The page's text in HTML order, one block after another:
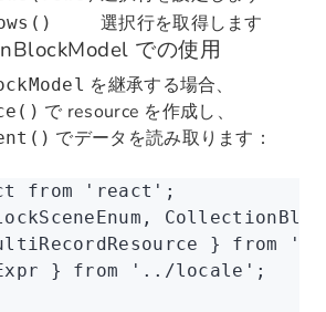
選択行を取得します
での使用
を継承する場合、
で resource を作成し、
でデータを読み取ります：
from 'react' ;
,
} from
} from '../locale' ;